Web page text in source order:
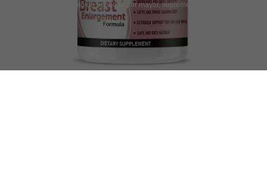
Cápsulas de aumento de pecho al por mayor, suplementos de belleza de